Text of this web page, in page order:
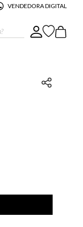
VENDEDORA DIGITAL